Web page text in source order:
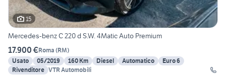
15
Mercedes-benz C 220 d S.W. 4Matic Auto Premium
17.900 €Roma (RM)
Usato
05/2019 160 Km Diesel Automatico
Euro 6
Rivenditore VTR Automobili